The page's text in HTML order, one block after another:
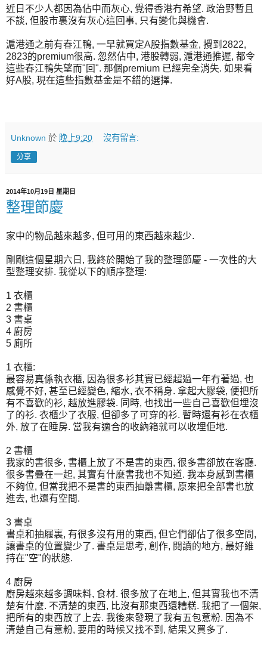
近日不少人都因為佔中而灰心, 覺得香港冇希望. 政治野暫且
不談, 但股市裏沒有灰心這回事, 只有變化與機會.
滬港通之前有春江鴨, 一早就買定A股指數基金, 攪到2822,
2823的premium很高. 忽然佔中, 港股轉弱, 滬港通推遲, 都令
這些春江鴨失望而"回". 那個premium 已經完全消失. 如果看
好A股, 現在這些指數基金是不錯的選擇.
Unknown 於 晚上9:20 沒有留言:
分享
2014年10月19日 星期日
整理節慶
家中的物品越來越多, 但可用的東西越來越少.
剛剛這個星期六日, 我終於開始了我的整理節慶 - 一次性的大
型整理安排. 我從以下的順序整理:
1 衣櫃
2 書櫃
3 書桌
4 廚房
5 廁所
1 衣櫃:
最容易真係執衣櫃, 因為很多衫其實已經超過一年冇著過, 也
感覺不好, 甚至已經變色, 縮水, 衣不稱身. 拿起大膠袋, 便把所
有不喜歡的衫, 越放進膠袋. 同時, 也找出一些自己喜歡但埋沒
了的衫. 衣櫃少了衣服, 但卻多了可穿的衫. 暫時還有衫在衣櫃
外, 放了在睡房. 當我有適合的收納箱就可以收埋佢地.
2 書櫃
我家的書很多, 書櫃上放了不是書的東西, 很多書卻放在客廳.
很多書疊在一起, 其實有什麼書我也不知道. 我本身感到書櫃
不夠位, 但當我把不是書的東西抽離書櫃, 原來把全部書也放
進去, 也還有空間.
3 書桌
書桌和抽屜裏, 有很多沒有用的東西, 但它們卻佔了很多空間,
讓書桌的位置變少了. 書桌是思考, 創作, 閱讀的地方, 最好維
持在"空"的狀態.
4 廚房
廚房越來越多調味料, 食材. 很多放了在地上, 但其實我也不清
楚有什麼. 不清楚的東西, 比沒有那東西還糟糕. 我把了一個架,
把所有的東西放了上去. 我後來發現了我有五包意粉. 因為不
清楚自己有意粉, 要用的時候又找不到, 結果又買多了.